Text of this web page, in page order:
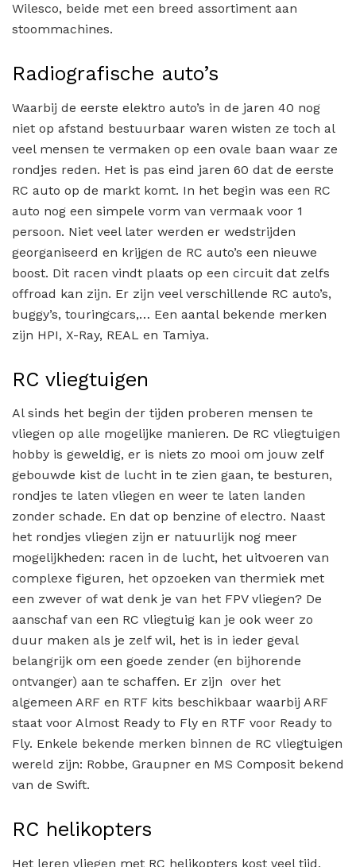
Wilesco, beide met een breed assortiment aan
stoommachines.
Radiografische auto’s
Waarbij de eerste elektro auto’s in de jaren 40 nog
niet op afstand bestuurbaar waren wisten ze toch al
veel mensen te vermaken op een ovale baan waar ze
rondjes reden. Het is pas eind jaren 60 dat de eerste
RC auto op de markt komt. In het begin was een RC
auto nog een simpele vorm van vermaak voor 1
persoon. Niet veel later werden er wedstrijden
georganiseerd en krijgen de RC auto’s een nieuwe
boost. Dit racen vindt plaats op een circuit dat zelfs
offroad kan zijn. Er zijn veel verschillende RC auto’s,
buggy’s, touringcars,… Een aantal bekende merken
zijn HPI, X-Ray, REAL en Tamiya.
RC vliegtuigen
Al sinds het begin der tijden proberen mensen te
vliegen op alle mogelijke manieren. De RC vliegtuigen
hobby is geweldig, er is niets zo mooi om jouw zelf
gebouwde kist de lucht in te zien gaan, te besturen,
rondjes te laten vliegen en weer te laten landen
zonder schade. En dat op benzine of electro. Naast
het rondjes vliegen zijn er natuurlijk nog meer
mogelijkheden: racen in de lucht, het uitvoeren van
complexe figuren, het opzoeken van thermiek met
een zwever of wat denk je van het FPV vliegen? De
aanschaf van een RC vliegtuig kan je ook weer zo
duur maken als je zelf wil, het is in ieder geval
belangrijk om een goede zender (en bijhorende
ontvanger) aan te schaffen. Er zijn over het
algemeen ARF en RTF kits beschikbaar waarbij ARF
staat voor Almost Ready to Fly en RTF voor Ready to
Fly. Enkele bekende merken binnen de RC vliegtuigen
wereld zijn: Robbe, Graupner en MS Composit bekend
van de Swift.
RC helikopters
Het leren vliegen met RC helikopters kost veel tijd,